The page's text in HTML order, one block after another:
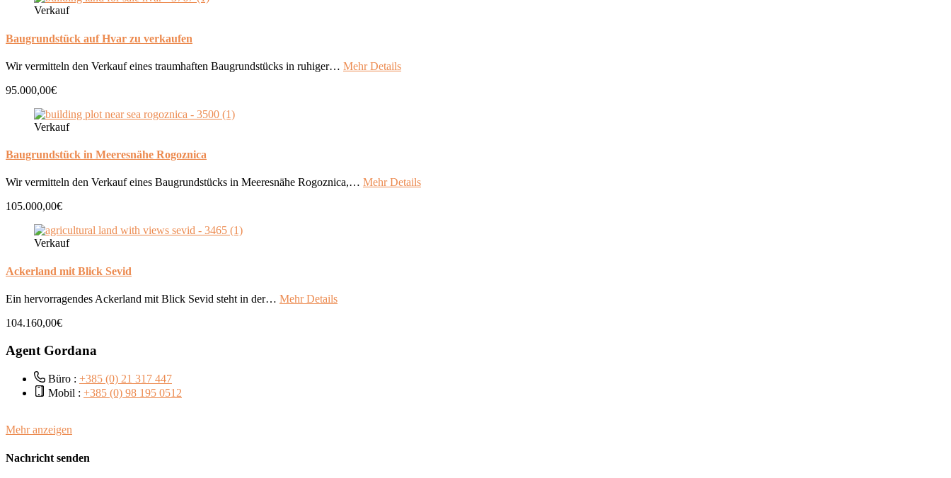
Verkauf
Baugrundstück auf Hvar zu verkaufen
Wir vermitteln den Verkauf eines traumhaften Baugrundstücks in ruhiger… Mehr Details
95.000,00€
Verkauf
Baugrundstück in Meeresnähe Rogoznica
Wir vermitteln den Verkauf eines Baugrundstücks in Meeresnähe Rogoznica,… Mehr Details
105.000,00€
Verkauf
Ackerland mit Blick Sevid
Ein hervorragendes Ackerland mit Blick Sevid steht in der… Mehr Details
104.160,00€
Agent Gordana
Büro : +385 (0) 21 317 447
Mobil : +385 (0) 98 195 0512
Mehr anzeigen
Nachricht senden